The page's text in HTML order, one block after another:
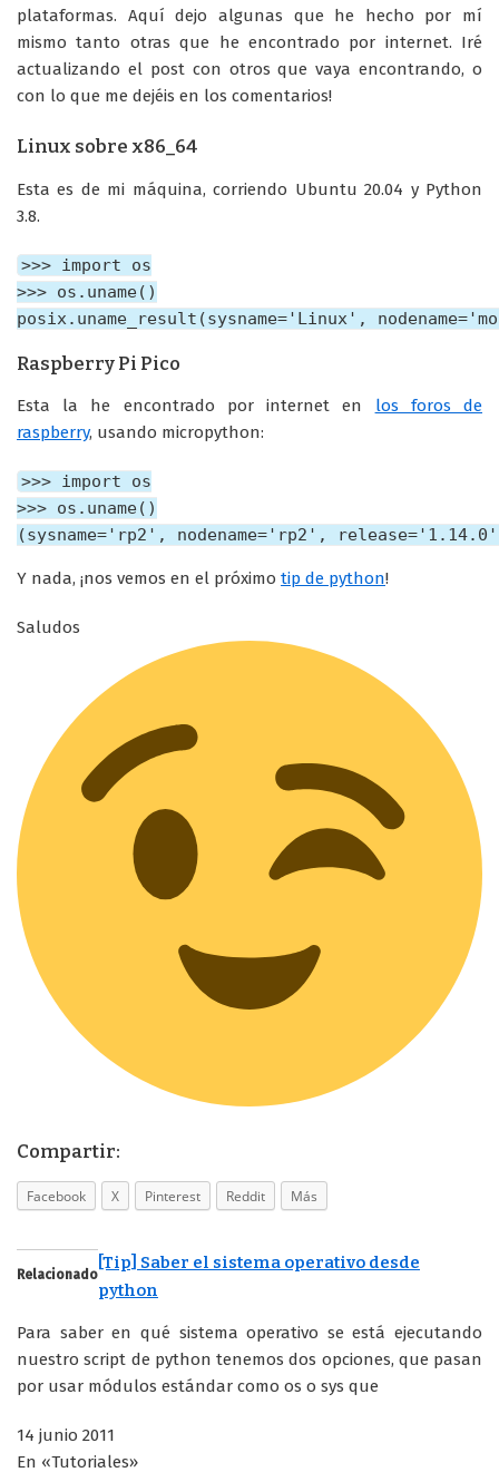
plataformas. Aquí dejo algunas que he hecho por mí
mismo tanto otras que he encontrado por internet. Iré
actualizando el post con otros que vaya encontrando, o
con lo que me dejéis en los comentarios!
Linux sobre x86_64
Esta es de mi máquina, corriendo Ubuntu 20.04 y Python
3.8.
>>> import os
>>> os.uname()
Raspberry Pi Pico
Esta la he encontrado por internet en los foros de
raspberry, usando micropython:
>>> import os
>>> os.uname()
(sysname='rp2', nodename='rp2',
Y nada, ¡nos vemos en el próximo tip de python!
Saludos
Compartir:
Facebook X Pinterest Reddit Más
Relacionado
[Tip] Saber el sistema operativo desde
python
Para saber en qué sistema operativo se está ejecutando
nuestro script de python tenemos dos opciones, que pasan
por usar módulos estándar como os o sys que
14 junio 2011
En «Tutoriales»